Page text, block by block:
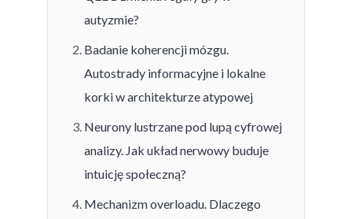
autyzmie?
Badanie koherencji mózgu.
Autostrady informacyjne i lokalne
korki w architekturze atypowej
Neurony lustrzane pod lupą cyfrowej
analizy. Jak układ nerwowy buduje
intuicję społeczną?
Mechanizm overloadu. Dlaczego